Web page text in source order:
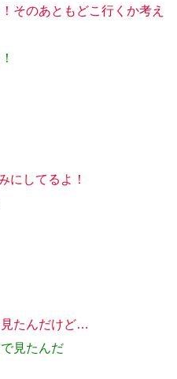
そのあともどこ行くか考え
にしてるよ！
たんだけど…
見たんだ